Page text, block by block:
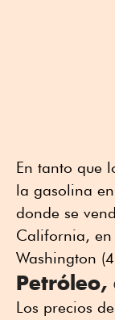
En tanto que
la gasolina
donde se
California, en
Washington
Petróleo,
Los precios